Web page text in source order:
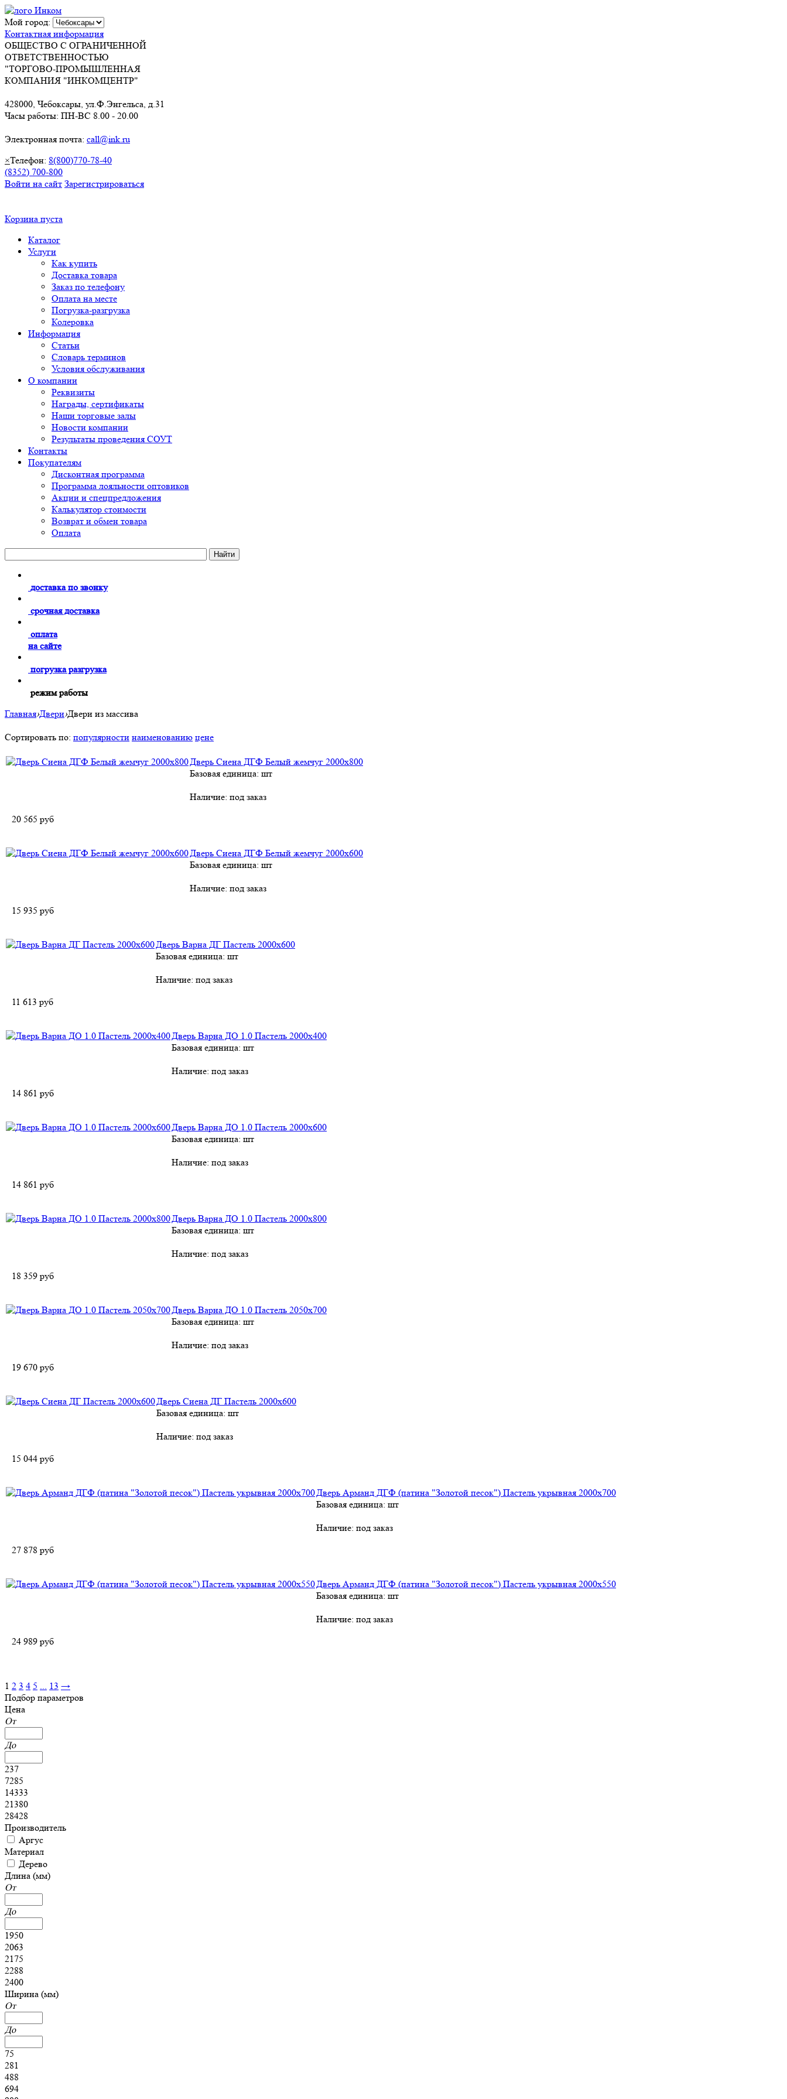
Мой город:
Контактная информация
ОБЩЕСТВО С ОГРАНИЧЕННОЙ
ОТВЕТСТВЕННОСТЬЮ
"ТОРГОВО-ПРОМЫШЛЕННАЯ
КОМПАНИЯ "ИНКОМЦЕНТР"
428000, Чебоксары, ул.Ф.Энгельса, д.31
Часы работы: ПН-ВС 8.00 - 20.00
Электронная почта: call@ink.ru
×Телефон: 8(800)770-78-40
(8352) 700-800
Войти на сайт Зарегистрироваться
Корзина пуста
Каталог
Услуги
Как купить
Доставка товара
Заказ по телефону
Оплата на месте
Погрузка-разгрузка
Колеровка
Информация
Статьи
Словарь терминов
Условия обслуживания
О компании
Реквизиты
Награды, сертификаты
Наши торговые залы
Новости компании
Результаты проведения СОУТ
Контакты
Покупателям
Дисконтная программа
Программа лояльности оптовиков
Акции и спецпредложения
Калькулятор стоимости
Возврат и обмен товара
Оплата
доставка по звонку
срочная доставка
оплата
на сайте
погрузка разгрузка
режим работы
Главная›Двери›Двери из массива
Сортировать по: популярности наименованию цене
Дверь Сиена ДГФ Белый жемчуг 2000х800
Базовая единица: шт
Наличие: под заказ
20 565 руб
Дверь Сиена ДГФ Белый жемчуг 2000х600
Базовая единица: шт
Наличие: под заказ
15 935 руб
Дверь Варна ДГ Пастель 2000х600
Базовая единица: шт
Наличие: под заказ
11 613 руб
Дверь Варна ДО 1.0 Пастель 2000х400
Базовая единица: шт
Наличие: под заказ
14 861 руб
Дверь Варна ДО 1.0 Пастель 2000х600
Базовая единица: шт
Наличие: под заказ
14 861 руб
Дверь Варна ДО 1.0 Пастель 2000х800
Базовая единица: шт
Наличие: под заказ
18 359 руб
Дверь Варна ДО 1.0 Пастель 2050х700
Базовая единица: шт
Наличие: под заказ
19 670 руб
Дверь Сиена ДГ Пастель 2000х600
Базовая единица: шт
Наличие: под заказ
15 044 руб
Дверь Арманд ДГФ (патина "Золотой песок") Пастель укрывная 2000х700
Базовая единица: шт
Наличие: под заказ
27 878 руб
Дверь Арманд ДГФ (патина "Золотой песок") Пастель укрывная 2000х550
Базовая единица: шт
Наличие: под заказ
24 989 руб
1 2 3 4 5 ... 13 →
Подбор параметров
Цена
От
До
237
7285
14333
21380
28428
Производитель
Аргус
Материал
Дерево
Длина (мм)
От
До
1950
2063
2175
2288
2400
Ширина (мм)
От
До
75
281
488
694